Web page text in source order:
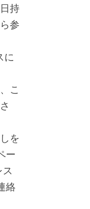
持
参
に
こ
を
ー
絡